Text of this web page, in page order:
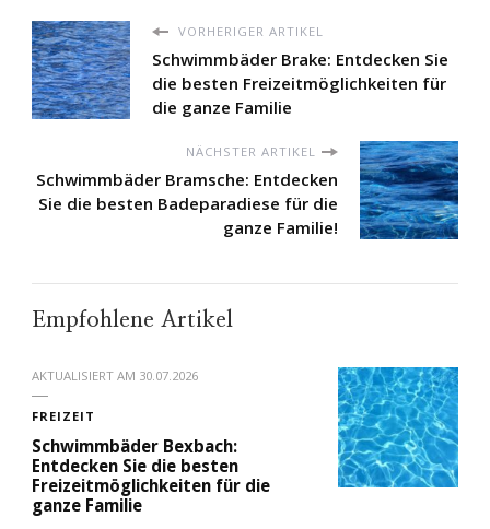
VORHERIGER ARTIKEL
Schwimmbäder Brake: Entdecken Sie
die besten Freizeitmöglichkeiten für
die ganze Familie
NÄCHSTER ARTIKEL
Schwimmbäder Bramsche: Entdecken
Sie die besten Badeparadiese für die
ganze Familie!
Empfohlene Artikel
AKTUALISIERT AM 30.07.2026
FREIZEIT
Schwimmbäder Bexbach:
Entdecken Sie die besten
Freizeitmöglichkeiten für die
ganze Familie